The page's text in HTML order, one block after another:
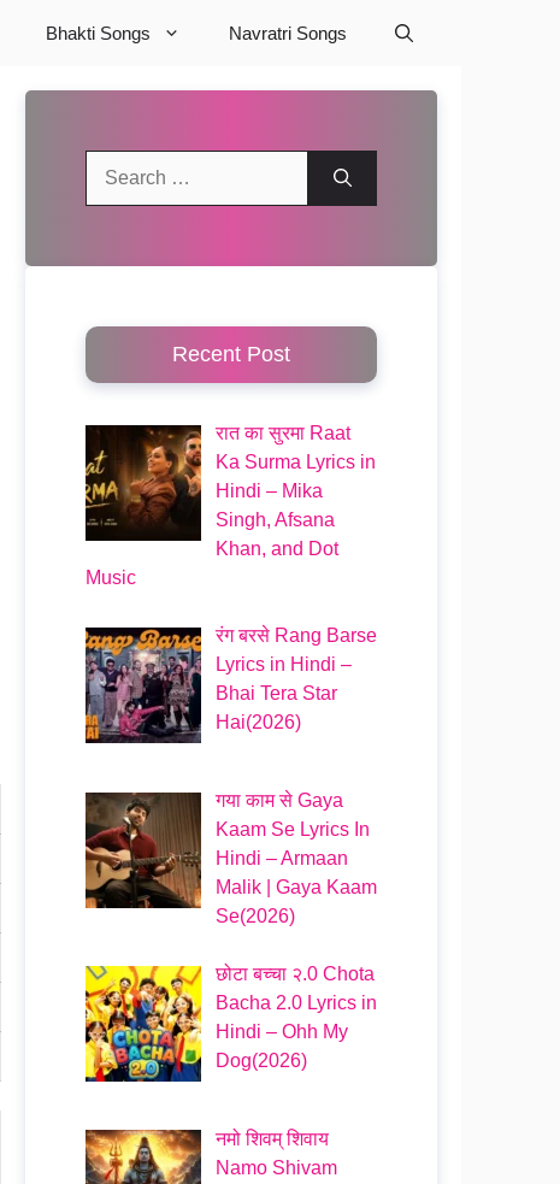
Bhakti Songs Navratri Songs
Recent Post
रात का सुरमा Raat
Ka Surma Lyrics in
Hindi – Mika
Singh, Afsana
Khan, and Dot
Music
रंग बरसे Rang Barse
Lyrics in Hindi –
Bhai Tera Star
Hai(2026)
गया काम से Gaya
Kaam Se Lyrics In
Hindi – Armaan
Malik | Gaya Kaam
Se(2026)
छोटा बच्चा २.0 Chota
Bacha 2.0 Lyrics in
Hindi – Ohh My
Dog(2026)
नमो शिवम् शिवाय
Namo Shivam